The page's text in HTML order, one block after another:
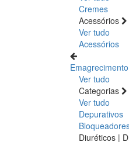
Cremes
Acessórios
Ver tudo
Acessórios
Emagrecimento
Ver tudo
Categorias
Ver tudo
Depurativos
Diuréticos |